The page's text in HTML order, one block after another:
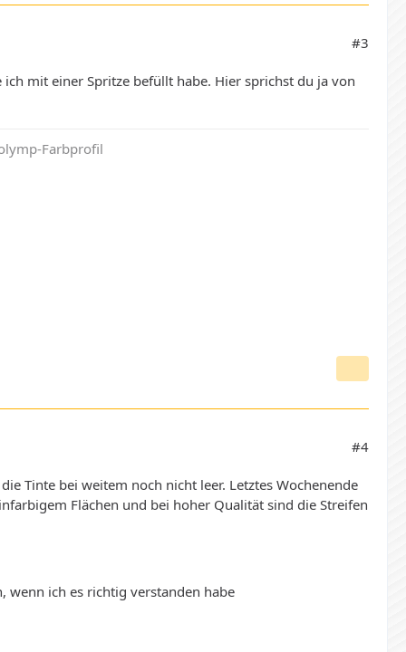
#3
mit einer Spritze befüllt habe. Hier sprichst du ja von
Farbprofil
#4
Tinte bei weitem noch nicht leer. Letztes Wochenende
Flächen und bei hoher Qualität sind die Streifen
wenn ich es richtig verstanden habe